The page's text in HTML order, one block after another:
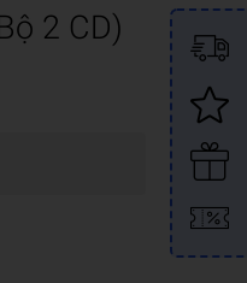
2 CD)